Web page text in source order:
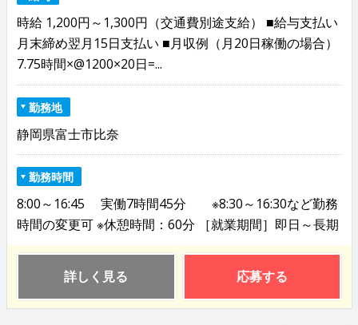
時給 1,200円～1,300円（交通費別途支給） ■給与支払い
月末締め翌月15日支払い ■月収例（月20日稼働の場合）
7.75時間×@1200×20日=...
勤務地
静岡県富士市比奈
勤務時間
8:00～16:45 実働7時間45分 ※8:30～16:30など勤務
時間の変更可 ※休憩時間：60分 ［就業期間］即日～長期
詳しく見る 応募する